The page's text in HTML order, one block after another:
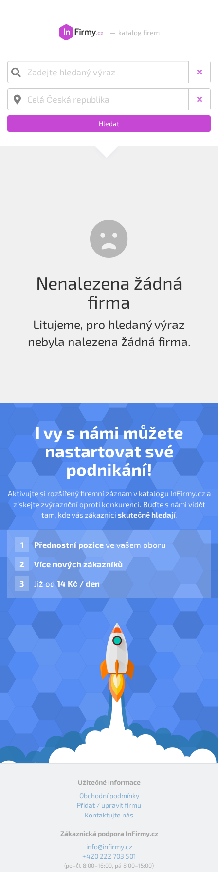
— katalog firem
Hledat
Nenalezena žádná
firma
Litujeme, pro hledaný výraz
nebyla nalezena žádná firma.
I vy s námi můžete
nastartovat své
podnikání!
Aktivujte si rozšířený firemní záznam v katalogu InFirmy.cz a
získejte zvýraznění oproti konkurenci. Buďte s námi vidět
tam, kde vás zákazníci skutečně hledají.
Přednostní pozice ve vašem oboru
Více nových zákazníků
Již od14 Kč / den
Užitečné informace
Obchodní podmínky
Přidat / upravit firmu
Kontaktujte nás
Zákaznická podpora InFirmy.cz
info@infirmy.cz
+420 222 703 501
(po–čt 8:00–16:00, pá 8:00–15:00)